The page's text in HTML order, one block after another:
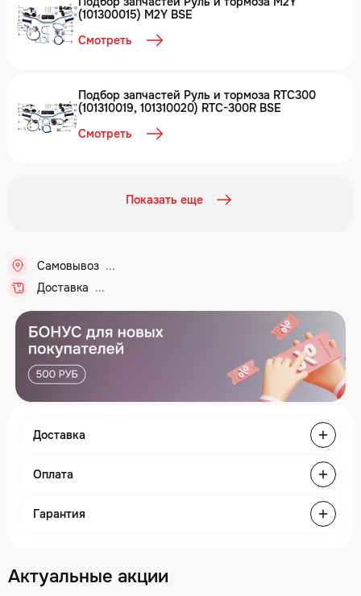
Самовывоз
Доставка
(101300015) M2Y BSE
Смотреть
Подбор запчастей Руль и тормоза RTC300
(101310019, 101310020) RTC-300R BSE
Смотреть
Показать еще
Доставка
Оплата
Гарантия
Актуальные акции